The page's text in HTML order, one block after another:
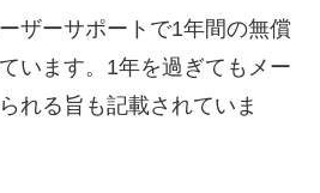
ザーサポートで1年間の無償
います。1年を過ぎてもメー
れる旨も記載されていま